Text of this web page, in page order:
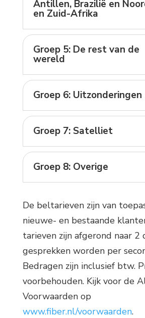
Antillen, Brazilië en
en Zuid-Afrika
Groep 5: De rest van de
wereld
Groep 6: Uitzonderingen
Groep 7: Satelliet
Groep 8: Overige
De beltarieven zijn van
nieuwe- en bestaande
tarieven zijn afgerond naar 2
gesprekken worden per
Bedragen zijn inclusief btw.
voorbehouden. Kijk voor de
Voorwaarden op
www.fiber.nl/voorwaarden.